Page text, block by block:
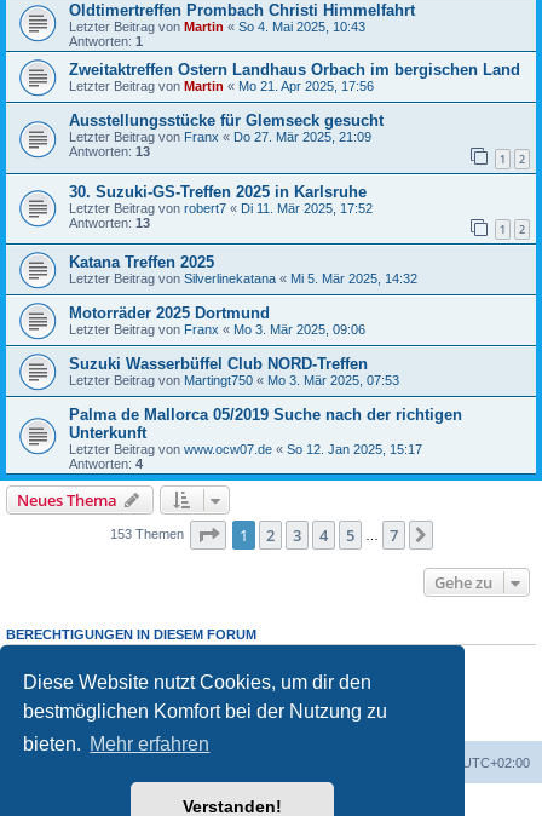
Diese Website nutzt Cookies, um dir den
bestmöglichen Komfort bei der Nutzung zu
bieten. Mehr erfahren
Verstanden!
Oldtimertreffen Prombach Christi Himmelfahrt
Letzter Beitrag von Martin « So 4. Mai 2025, 10:43
Antworten: 1
Zweitaktreffen Ostern Landhaus Orbach im bergischen Land
Letzter Beitrag von Martin « Mo 21. Apr 2025, 17:56
Ausstellungsstücke für Glemseck gesucht
Letzter Beitrag von Franx « Do 27. Mär 2025, 21:09
Antworten: 13 1 2
30. Suzuki-GS-Treffen 2025 in Karlsruhe
Letzter Beitrag von robert7 « Di 11. Mär 2025, 17:52
Antworten: 13 1 2
Katana Treffen 2025
Letzter Beitrag von Silverlinekatana « Mi 5. Mär 2025, 14:32
Motorräder 2025 Dortmund
Letzter Beitrag von Franx « Mo 3. Mär 2025, 09:06
Suzuki Wasserbüffel Club NORD-Treffen
Letzter Beitrag von Martingt750 « Mo 3. Mär 2025, 07:53
Palma de Mallorca 05/2019 Suche nach der richtigen
Unterkunft
Letzter Beitrag von www.ocw07.de « So 12. Jan 2025, 15:17
Antworten: 4
Neues Thema
153 Themen Seite 1von
1 2 3 4 5 … 7
Gehe zu
BERECHTIGUNGEN IN DIESEM FORUM
Du darfst keineAntworten zu Themen in diesem Forum erstellen.
Du darfst deine Beiträge in diesem Forumnichtändern.
Du darfst deine Beiträge in diesem Forum nicht löschen.
keine
UTC+02:00
Powered byphpBB® Forum Software © phpBB Limited